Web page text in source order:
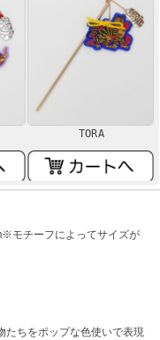
TORA
チーフによってサイズが
たちをポップな色使いで表現